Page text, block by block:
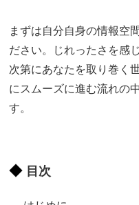
まずは自分自身の情報空
ださい。じれったさを感
次第にあなたを取り巻く
にスムーズに進む流れの
す。
目次